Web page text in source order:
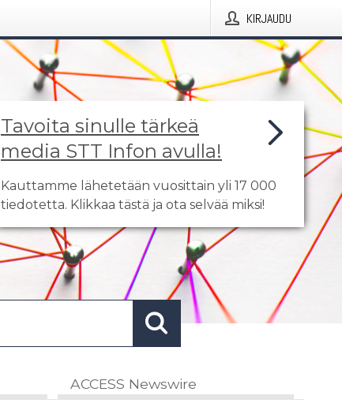
KIRJAUDU
Tavoita sinulle tärkeä
media STT Infon avulla!
Kauttamme lähetetään vuosittain yli 17 000
tiedotetta. Klikkaa tästä ja ota selvää miksi!
ACCESS Newswire